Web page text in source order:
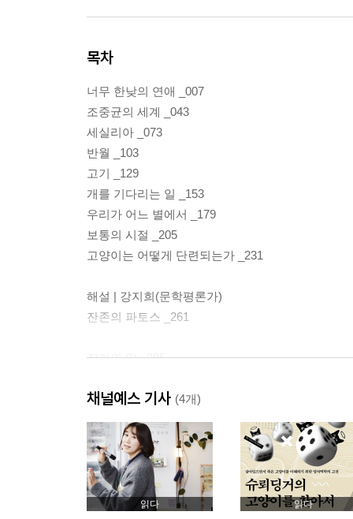
목차
너무 한낮의 연애 _007
조중균의 세계 _043
세실리아 _073
반월 _103
고기 _129
개를 기다리는 일 _153
우리가 어느 별에서 _179
보통의 시절 _205
고양이는 어떻게 단련되는가 _231
해설 | 강지희(문학평론가)
잔존의 파토스 _261
작가의 말 _285
채널예스 기사 (4개)
읽다 읽다